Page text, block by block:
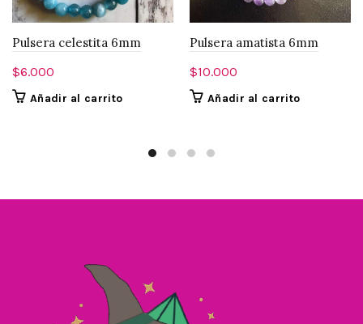
Pulsera celestita 6mm
$6.000
Añadir al carrito
Pulsera amatista 6mm
$10.000
Añadir al carrito